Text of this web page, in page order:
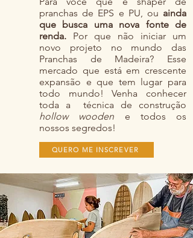
pranchas de EPS e PU, ou ainda
que busca uma nova fonte de
renda. Por que não iniciar um
novo projeto no mundo das
Pranchas de Madeira? Esse
mercado que está em crescente
expansão e que tem lugar para
todo mundo! Venha conhecer
toda a técnica de construção
hollow wooden e todos os
nossos segredos!
QUERO ME INSCREVER